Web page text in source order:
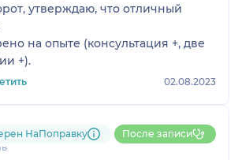
утверждаю, что отличный
на опыте (консультация +, две
+).
02.08.2023
НаПоправку После записи